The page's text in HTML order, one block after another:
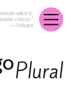
sobre ti,
criticar.”
― Voltaire